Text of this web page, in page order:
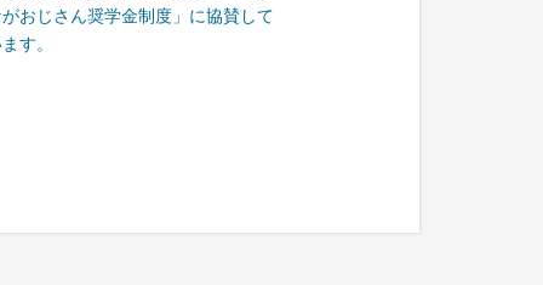
がおじさん奨学金制度」に協賛して
す。